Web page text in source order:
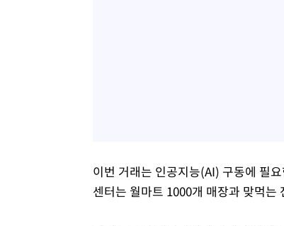
이번 거래는 인공지능(AI) 구동에 필
센터는 월마트 1000개 매장과 맞먹